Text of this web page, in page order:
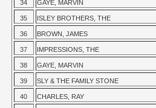
34 GAYE, MARVIN
35 ISLEY BROTHERS, THE
36 BROWN, JAMES
37 IMPRESSIONS, THE
38 GAYE, MARVIN
39 SLY & THE FAMILY STONE
40 CHARLES, RAY